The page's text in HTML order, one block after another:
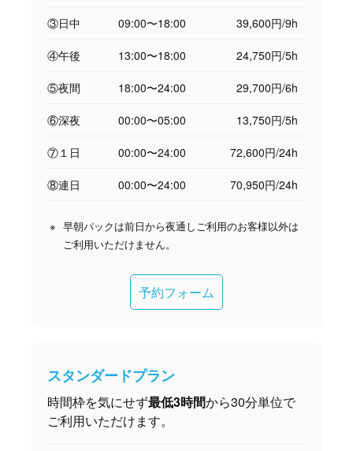
③日中 09:00〜18:00 39,600円/9h
④午後 13:00〜18:00 24,750円/5h
⑤夜間 18:00〜24:00 29,700円/6h
⑥深夜 00:00〜05:00 13,750円/5h
⑦１日 00:00〜24:00 72,600円/24h
⑧連日 00:00〜24:00 70,950円/24h
早朝パックは前日から夜通しご利用のお客様以外は
ご利用いただけません。
予約フォーム
スタンダードプラン
時間枠を気にせず最低3時間から30分単位で
ご利用いただけます。